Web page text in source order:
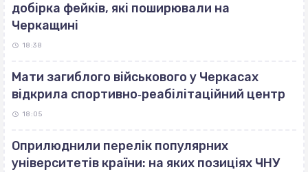
добірка фейків, які поширювали на
Черкащині
18:38
Мати загиблого військового у Черкасах
відкрила спортивно‐реабілітаційний центр
18:05
Оприлюднили перелік популярних
університетів країни: на яких позиціях ЧНУ